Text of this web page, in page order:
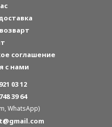
соглашение
с нами
03 12
39 64
WhatsApp)